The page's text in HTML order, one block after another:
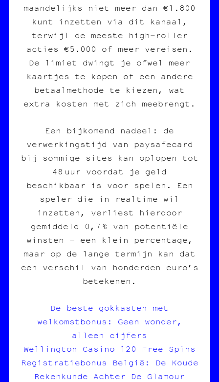
maandelijks niet meer dan €1.800
kunt inzetten via dit kanaal,
terwijl de meeste high‑roller
acties €5.000 of meer vereisen.
De limiet dwingt je ofwel meer
kaartjes te kopen of een andere
betaalmethode te kiezen, wat
extra kosten met zich meebrengt.
Een bijkomend nadeel: de
verwerkingstijd van paysafecard
bij sommige sites kan oplopen tot
48 uur voordat je geld
beschikbaar is voor spelen. Een
speler die in realtime wil
inzetten, verliest hierdoor
gemiddeld 0,7 % van potentiële
winsten – een klein percentage,
maar op de lange termijn kan dat
een verschil van honderden euro’s
betekenen.
De beste gokkasten met
welkomstbonus: Geen wonder,
alleen cijfers
Wellington Casino 120 Free Spins
Registratiebonus België: De Koude
Rekenkunde Achter De Glamour